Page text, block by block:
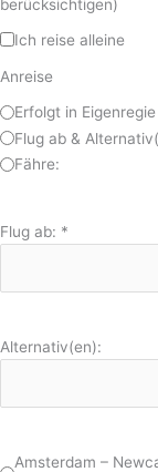
berücksichtigen)
Ich reise alleine
Anreise
Erfolgt in Eigenregie
Flug ab &
Fähre:
Flug ab: *
Alternativ(en):
Amsterdam –